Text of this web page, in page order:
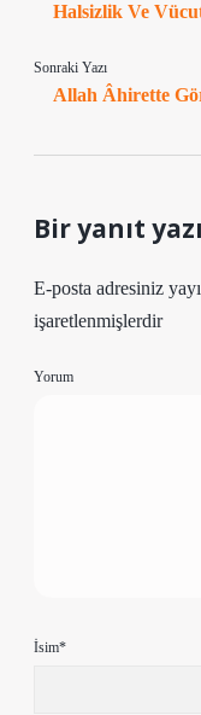
Halsizlik Ve
Sonraki Yazı
Allah Âhirette
Bir yanıt
E-posta adresiniz
işaretlenmişlerdir
Yorum
İsim*